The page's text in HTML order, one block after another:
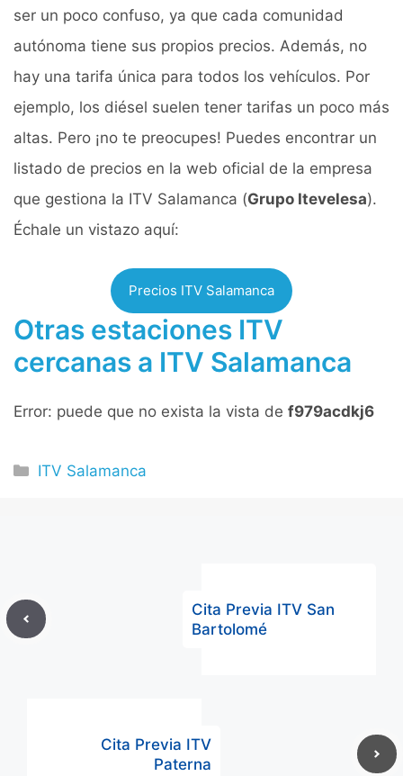
ser un poco confuso, ya que cada comunidad
autónoma tiene sus propios precios. Además, no
hay una tarifa única para todos los vehículos. Por
ejemplo, los diésel suelen tener tarifas un poco más
altas. Pero ¡no te preocupes! Puedes encontrar un
listado de precios en la web oficial de la empresa
que gestiona la ITV Salamanca (Grupo Itevelesa).
Échale un vistazo aquí:
Precios ITV Salamanca
Otras estaciones ITV
cercanas a ITV Salamanca
Error: puede que no exista la vista de f979acdkj6
Categorías
ITV Salamanca
Cita Previa ITV San
Bartolomé
Cita Previa ITV
Paterna